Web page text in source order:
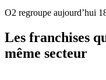
O2 regroupe aujourd’hui
Les franchises
même secteur